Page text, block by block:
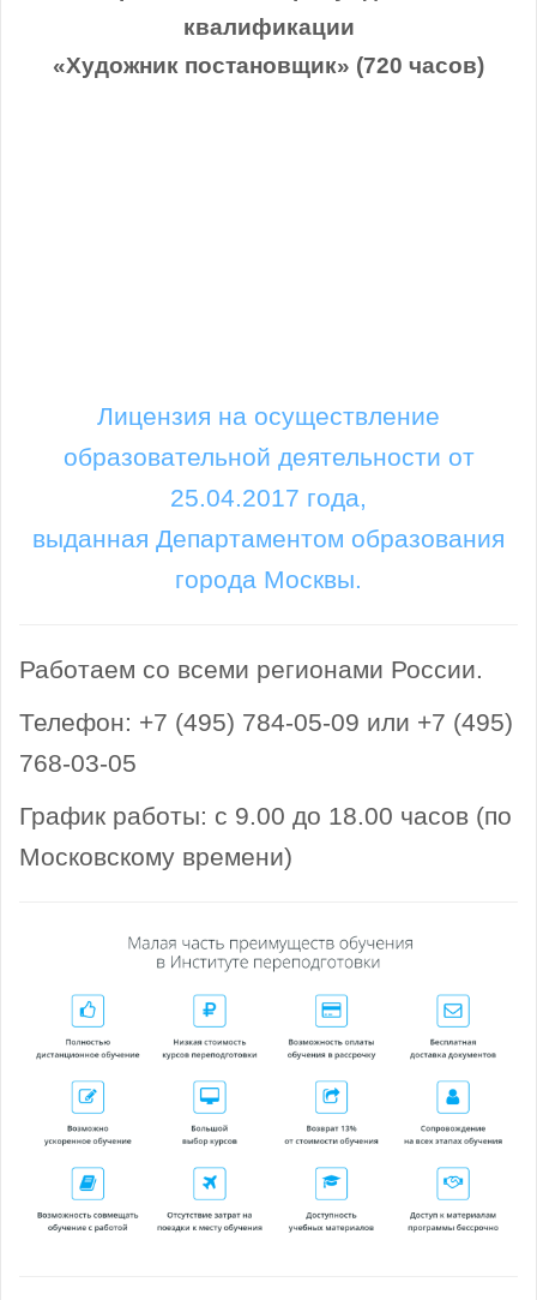
квалификации
«Художник постановщик» (720 часов)
Лицензия на осуществление
образовательной деятельности от
25.04.2017 года,
выданная Департаментом образования
города Москвы.
Работаем со всеми регионами России.
Телефон: +7 (495) 784-05-09 или +7 (495)
768-03-05
График работы: с 9.00 до 18.00 часов (по
Московскому времени)